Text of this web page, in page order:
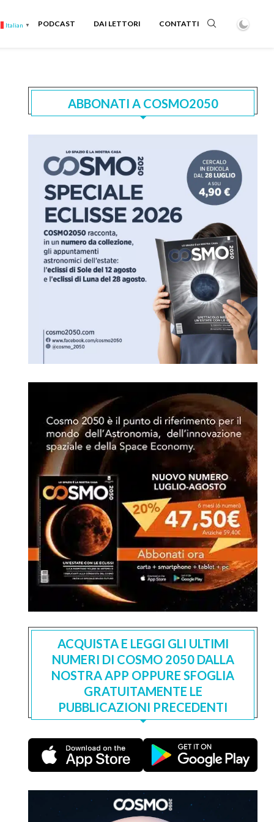
Italian ▼ PODCAST DAI LETTORI CONTATTI
ABBONATI A COSMO2050
ACQUISTA E LEGGI GLI ULTIMI
NUMERI DI COSMO 2050 DALLA
NOSTRA APP OPPURE SFOGLIA
GRATUITAMENTE LE
PUBBLICAZIONI PRECEDENTI